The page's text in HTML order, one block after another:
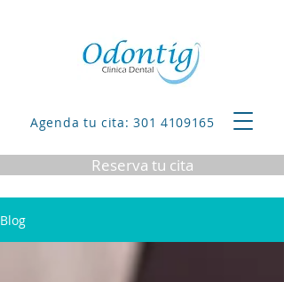
Agenda tu cita: 301 4109165
Reserva tu cita
Blog